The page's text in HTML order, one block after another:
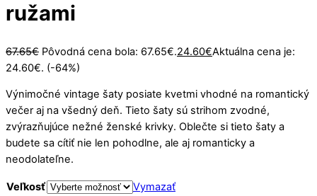
ružami
67.65€ Pôvodná cena bola: 67.65€.24.60€Aktuálna cena je:
24.60€. (-64%)
Výnimočné vintage šaty posiate kvetmi vhodné na romantický
večer aj na všedný deň. Tieto šaty sú strihom zvodné,
zvýrazňujúce nežné ženské krivky. Oblečte si tieto šaty a
budete sa cítiť nie len pohodlne, ale aj romanticky a
neodolateľne.
Veľkosť Vymazať